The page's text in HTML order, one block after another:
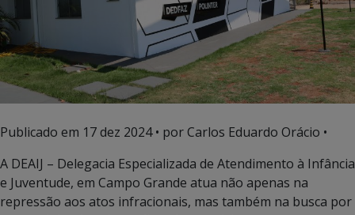
Publicado em 17 dez 2024• por Carlos Eduardo Orácio •
A DEAIJ – Delegacia Especializada de Atendimento à Infância
e Juventude, em Campo Grande atua não apenas na
repressão aos atos infracionais, mas também na busca por